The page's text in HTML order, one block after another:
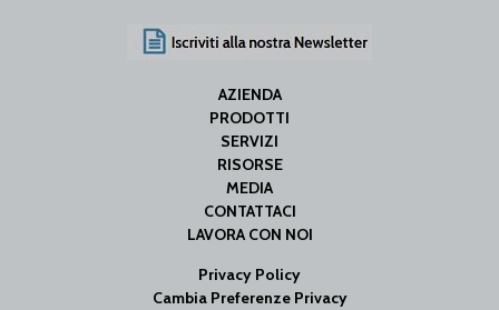
AZIENDA
PRODOTTI
SERVIZI
RISORSE
MEDIA
CONTATTACI
LAVORA CON NOI
Privacy Policy
Cambia Preferenze Privacy